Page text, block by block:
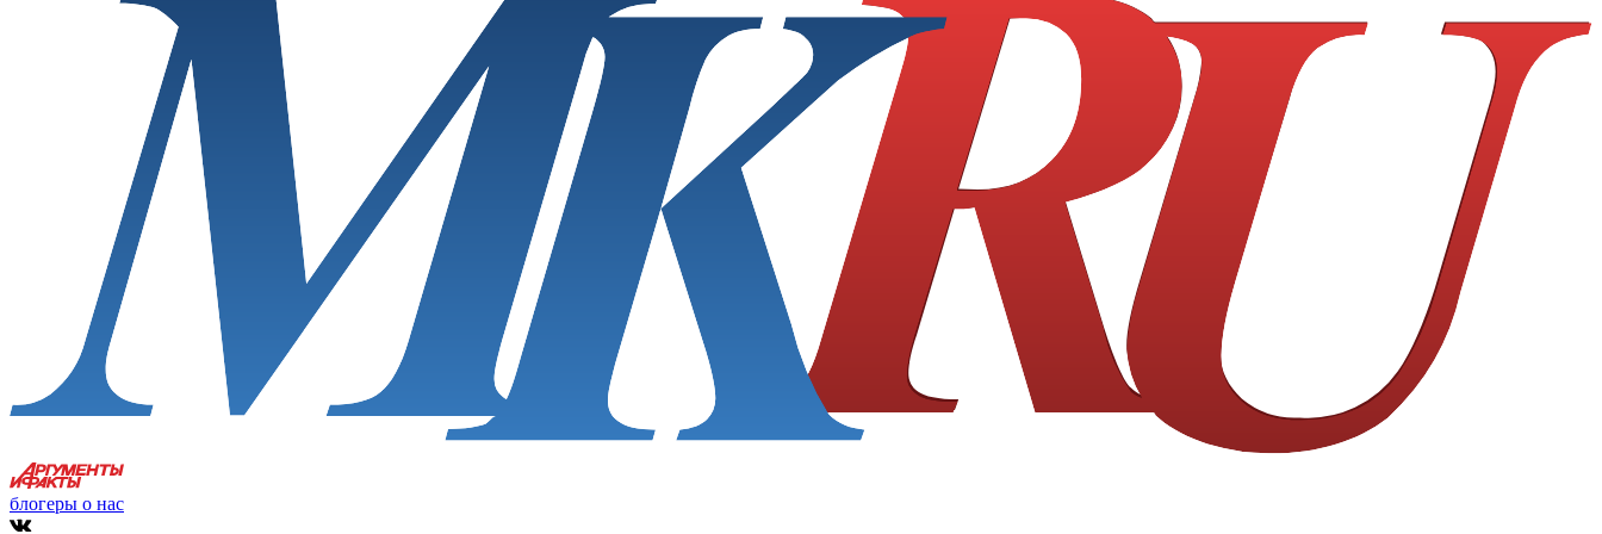
блогеры о нас